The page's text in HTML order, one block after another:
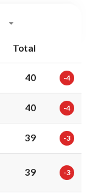
Total
40 -4
40 -4
39 -3
39 -3